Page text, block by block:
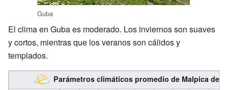
Guba
El clima en Guba es moderado. Los inviernos son suaves
y cortos, mientras que los veranos son cálidos y
templados.
Parámetros climáticos promedio de Malpica de